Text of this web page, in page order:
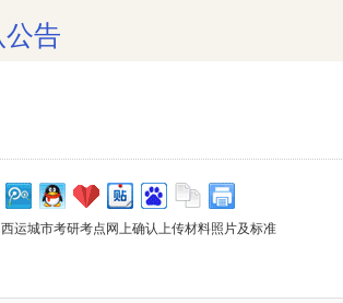
告
运城市考研考点网上确认上传材料照片及标准